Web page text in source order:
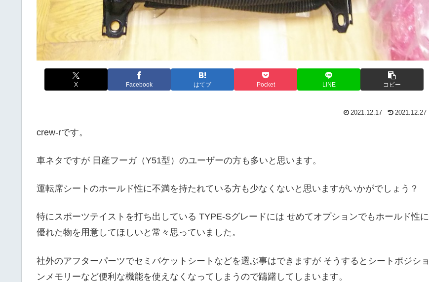
X Facebook はてブ Pocket LINE コピー
2021.12.17 2021.12.27
crew-rです。
車ネタですが 日産フーガ（Y51型）のユーザーの方も多いと思います。
運転席シートのホールド性に不満を持たれている方も少なくないと思いますがいかがでしょう？
特にスポーツテイストを打ち出している TYPE-Sグレードには せめてオプションでもホールド性に
優れた物を用意してほしいと常々思っていました。
社外のアフターパーツでセミバケットシートなどを選ぶ事はできますが そうするとシートポジショ
ンメモリーなど便利な機能を使えなくなってしまうので躊躇してしまいます。